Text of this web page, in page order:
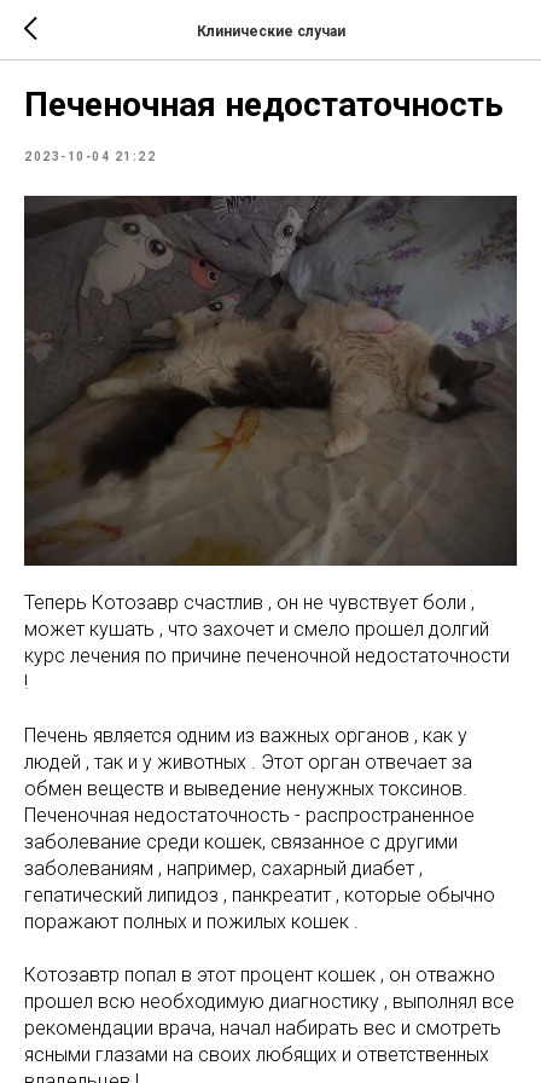
Клинические случаи
Печеночная недостаточность
2023-10-04 21:22
Теперь Котозавр счастлив , он не чувствует боли ,
может кушать , что захочет и смело прошел долгий
курс лечения по причине печеночной недостаточности
!
Печень является одним из важных органов , как у
людей , так и у животных . Этот орган отвечает за
обмен веществ и выведение ненужных токсинов.
Печеночная недостаточность - распространенное
заболевание среди кошек, связанное с другими
заболеваниям , например, сахарный диабет ,
гепатический липидоз , панкреатит , которые обычно
поражают полных и пожилых кошек .
Котозавтр попал в этот процент кошек , он отважно
прошел всю необходимую диагностику , выполнял все
рекомендации врача, начал набирать вес и смотреть
ясными глазами на своих любящих и ответственных